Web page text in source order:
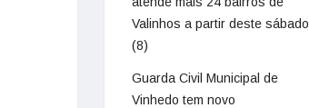
Valinhos a partir deste sábado
(8)
Guarda Civil Municipal de
Vinhedo tem novo